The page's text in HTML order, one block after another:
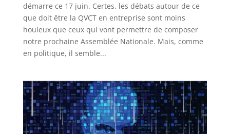
démarre ce 17 juin. Certes, les débats autour de ce
que doit être la QVCT en entreprise sont moins
houleux que ceux qui vont permettre de composer
notre prochaine Assemblée Nationale. Mais, comme
en politique, il semble...